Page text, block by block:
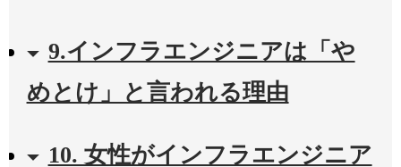
9.インフラエンジニアは「や
めとけ」と言われる理由
10. 女性がインフラエンジニア